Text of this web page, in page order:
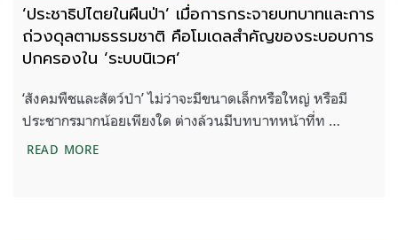
‘ประชาธิปไตยในผืนป่า’ เมื่อการกระจายบทบาทและการ
ถ่วงดุลตามธรรมชาติ คือโมเดลสำคัญของระบอบการ
ปกครองใน ‘ระบบนิเวศ’
‘สังคมพืชและสัตว์ป่า’ ไม่ว่าจะมีขนาดเล็กหรือใหญ่ หรือมี
ประชากรมากน้อยเพียงใด ต่างล้วนมีบทบาทหน้าที่ท …
READ MORE‘ประชาธิปไตยในผืนป่า’ เมื่อการกระจายบทบาทและ